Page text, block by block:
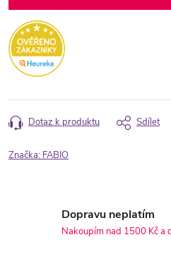
Dotaz k produktu Sdílet
Značka: FABIO
Dopravu neplatím
Nakoupím nad 1500 Kč a